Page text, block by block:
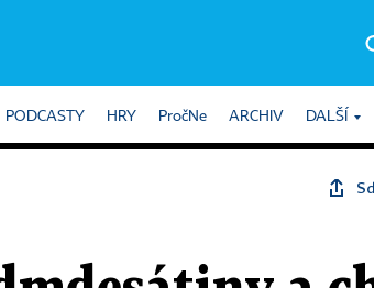
PODCASTY HRY PročNe ARCHIV DALŠÍ